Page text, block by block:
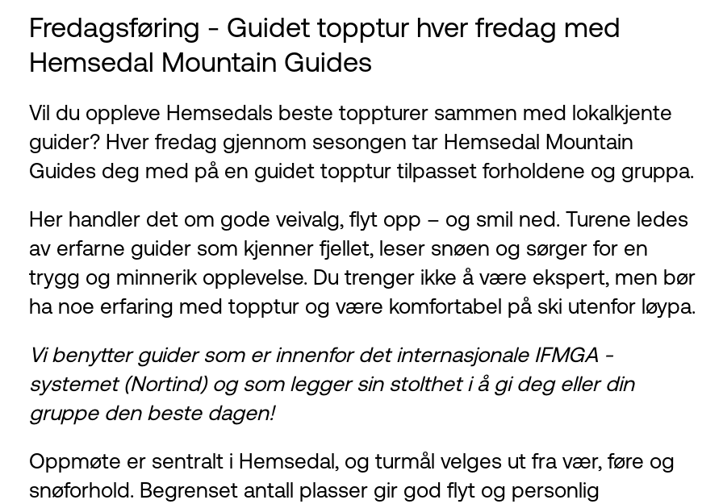
Fredagsføring - Guidet topptur hver fredag med
Hemsedal Mountain Guides
Vil du oppleve Hemsedals beste toppturer sammen med lokalkjente
guider? Hver fredag gjennom sesongen tar Hemsedal Mountain
Guides deg med på en guidet topptur tilpasset forholdene og gruppa.
Her handler det om gode veivalg, flyt opp – og smil ned. Turene ledes
av erfarne guider som kjenner fjellet, leser snøen og sørger for en
trygg og minnerik opplevelse. Du trenger ikke å være ekspert, men bør
ha noe erfaring med topptur og være komfortabel på ski utenfor løypa.
Vi benytter guider som er innenfor det internasjonale IFMGA -
systemet (Nortind) og som legger sin stolthet i å gi deg eller din
gruppe den beste dagen!
Oppmøte er sentralt i Hemsedal, og turmål velges ut fra vær, føre og
snøforhold. Begrenset antall plasser gir god flyt og personlig